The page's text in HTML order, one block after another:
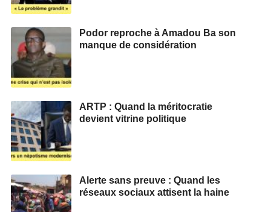
Podor reproche à Amadou Ba son
manque de considération
ARTP : Quand la méritocratie
devient vitrine politique
Alerte sans preuve : Quand les
réseaux sociaux attisent la haine